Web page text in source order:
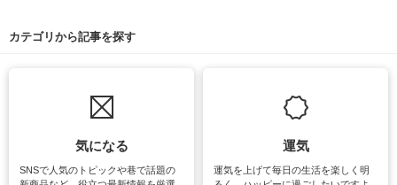
カテゴリから記事を探す
気になる
SNSで人気のトピックや巷で話題の
運気
運気を上げて毎日の生活を楽しく明